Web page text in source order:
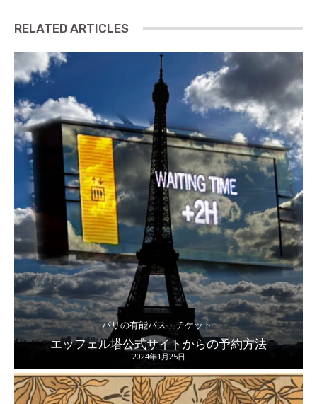
RELATED ARTICLES
パリの有能パス・チケット
エッフェル塔公式サイトからの予約方法
2024年1月25日